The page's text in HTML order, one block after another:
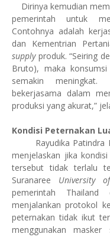
Dirinya kemudian
pemerintah untuk
Contohnya adalah
dan Kementrian
supplyproduk. “Seiring
Bruto), maka
semakin
bekerjasama dalam
produksi yang akurat,”
Kondisi Peternakan
Rayudika
menjelaskan jika
tersebut tidak terlalu
Suranaree University
pemerintah
menjalankan protokol
peternakan tidak ikut
menggunakan masker